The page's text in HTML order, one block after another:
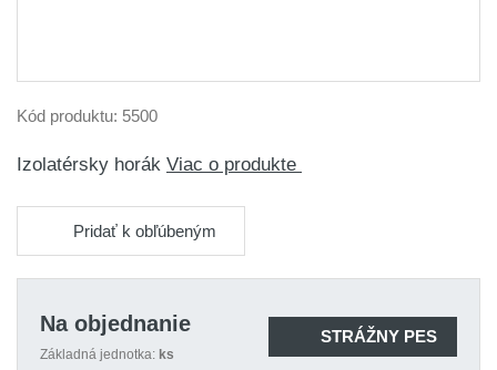
Kód produktu: 5500
Izolatérsky horák Viac o produkte
Pridať k obľúbeným
Na objednanie
Základná jednotka: ks
STRÁŽNY PES